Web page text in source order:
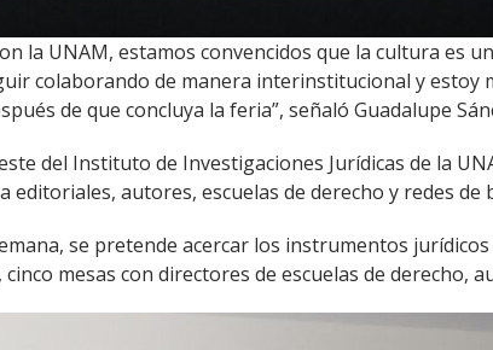
la UNAM, estamos convencidos que la cultura es
colaborando de manera interinstitucional y estoy
de que concluya la feria”, señaló Guadalupe
del Instituto de Investigaciones Jurídicas de la
editoriales, autores, escuelas de derecho y redes de
se pretende acercar los instrumentos
mesas con directores de escuelas de